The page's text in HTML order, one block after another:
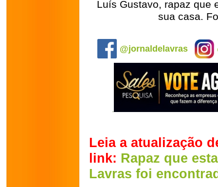
Luís Gustavo, rapaz que
sua casa.
@jornaldelavras
Leia a atualização
link: Rapaz que
Lavras foi